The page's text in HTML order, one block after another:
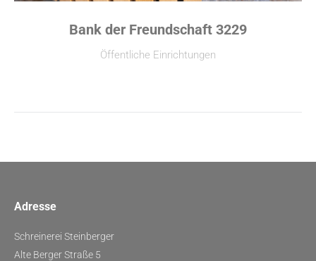
Bank der Freundschaft 3229
Öffentliche Einrichtungen
Adresse
Schreinerei Steinberger
Alte Berger Straße 5